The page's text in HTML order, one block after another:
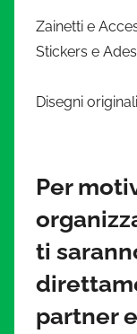
m
Zainetti e
Stickers e
Disegni
Per
ti
partner